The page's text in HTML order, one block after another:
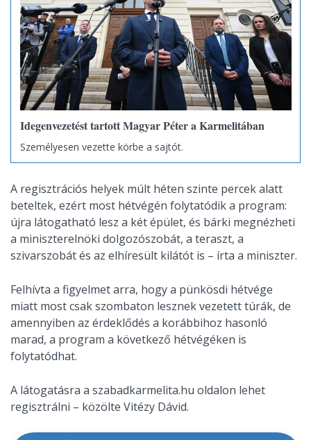
Idegenvezetést tartott Magyar Péter a Karmelitában
Személyesen vezette körbe a sajtót.
A regisztrációs helyek múlt héten szinte percek alatt
beteltek, ezért most hétvégén folytatódik a program:
újra látogatható lesz a két épület, és bárki megnézheti
a miniszterelnöki dolgozószobát, a teraszt, a
szivarszobát és az elhíresült kilátót is – írta a miniszter.
Felhívta a figyelmet arra, hogy a pünkösdi hétvége
miatt most csak szombaton lesznek vezetett túrák, de
amennyiben az érdeklődés a korábbihoz hasonló
marad, a program a következő hétvégéken is
folytatódhat.
A látogatásra a szabadkarmelita.hu oldalon lehet
regisztrálni – közölte Vitézy Dávid.